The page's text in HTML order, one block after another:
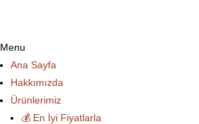
Menu
Ana Sayfa
Hakkımızda
Ürünlerimiz
💰 En İyi Fiyatlarla